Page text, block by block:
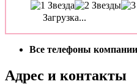
Загрузка...
Все телефоны
Адрес и контакты